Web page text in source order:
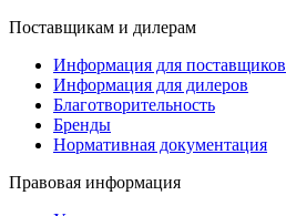
Поставщикам и дилерам
Информация для поставщиков
Информация для дилеров
Благотворительность
Бренды
Нормативная документация
Правовая информация